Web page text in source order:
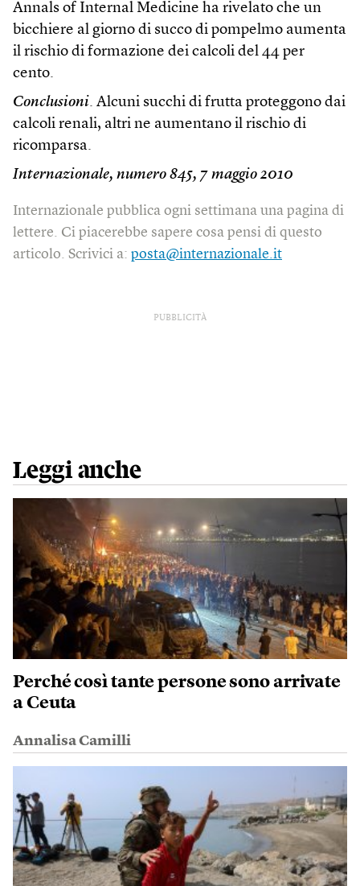
Annals of Internal Medicine ha rivelato che un
bicchiere al giorno di succo di pompelmo aumenta
il rischio di formazione dei calcoli del 44 per
cento.
Conclusioni. Alcuni succhi di frutta proteggono dai
calcoli renali, altri ne aumentano il rischio di
ricomparsa.
Internazionale, numero 845, 7 maggio 2010
Internazionale pubblica ogni settimana una pagina di
lettere. Ci piacerebbe sapere cosa pensi di questo
articolo. Scrivici a: posta@internazionale.it
PUBBLICITÀ
Leggi anche
Perché così tante persone sono arrivate
a Ceuta
Annalisa Camilli